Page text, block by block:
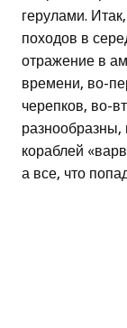
герулами.
походов в
отражение в
времени, во-
черепков, во-
кораблей
а все, что